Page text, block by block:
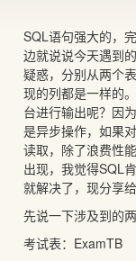
SQL语句强大的，
边就说说今天遇到
疑惑，分别从两个
现的列都是一样的
台进行输出呢？因
是异步操作，如果
读取，除了浪费性
出现，我觉得SQL
就解决了，现分享给
先说一下涉及到的两
考试表：ExamTB